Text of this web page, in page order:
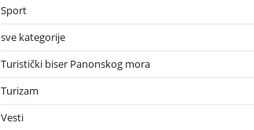
Sport
sve kategorije
Turistički biser Panonskog mora
Turizam
Vesti